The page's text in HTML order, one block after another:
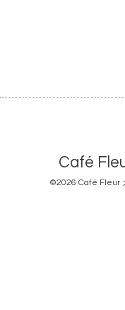
Café
©2026 Café Fleur